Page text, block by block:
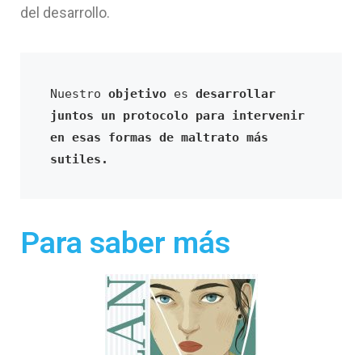
del desarrollo.
Nuestro objetivo es desarrollar
juntos un protocolo para intervenir
en esas formas de maltrato más
sutiles.
Para saber más